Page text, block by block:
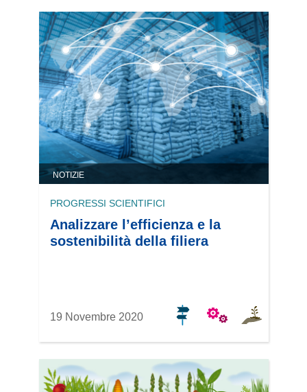
NOTIZIE
PROGRESSI SCIENTIFICI
Analizzare l’efficienza e la
sostenibilità della filiera
19 Novembre 2020